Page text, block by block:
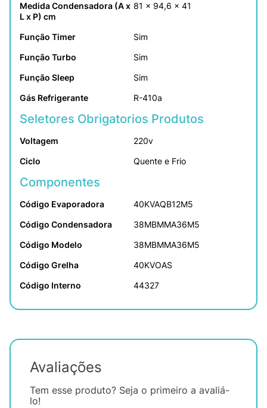
Medida Condensadora (A x
L x P) cm
81 x 94,6 x 41
Função Timer
Sim
Função Turbo
Sim
Função Sleep
Sim
Gás Refrigerante
R-410a
Seletores Obrigatorios Produtos
Voltagem
220v
Ciclo
Quente e Frio
Componentes
Código Evaporadora
40KVAQB12M5
Código Condensadora
38MBMMA36M5
Código Modelo
38MBMMA36M5
Código Grelha
40KVOAS
Código Interno
44327
Avaliações
Tem esse produto? Seja o primeiro a avaliá-
lo!